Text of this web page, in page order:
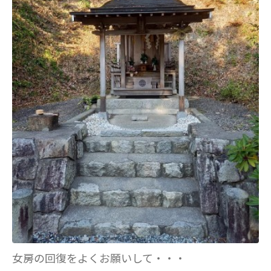
女房の回復をよくお願いして・・・